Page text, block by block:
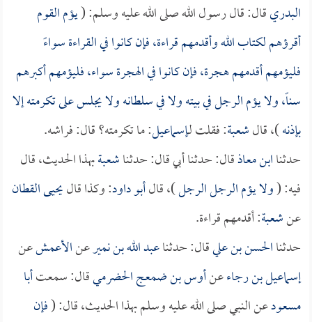
البدريقال: قال رسول الله صلى الله عليه وسلم: (يؤم القوم
أقرؤهم لكتاب الله وأقدمهم قراءة، فإن كانوا في القراءة سواءً
فليؤمهم أقدمهم هجرة، فإن كانوا في الهجرة سواء، فليؤمهم أكبرهم
سناً، ولا يؤم الرجل في بيته ولا في سلطانه ولا يجلس على تكرمته إلا
بإذنه)، قالشعبة: فقلت لـإسماعيل: ما تكرمته؟ قال: فراشه.
حدثناابن معاذقال: حدثنا أبي قال: حدثناشعبةبهذا الحديث، قال
فيه: (ولا يؤم الرجل الرجل)، قالأبو داود: وكذا قاليحيى القطان
عنشعبة: أقدمهم قراءة.
حدثناالحسن بن عليقال: حدثناعبد الله بن نميرعنالأعمشعن
إسماعيل بن رجاءعنأوس بن ضمعج الحضرميقال: سمعتأبا
مسعودعن النبي صلى الله عليه وسلم بهذا الحديث، قال: (فإن